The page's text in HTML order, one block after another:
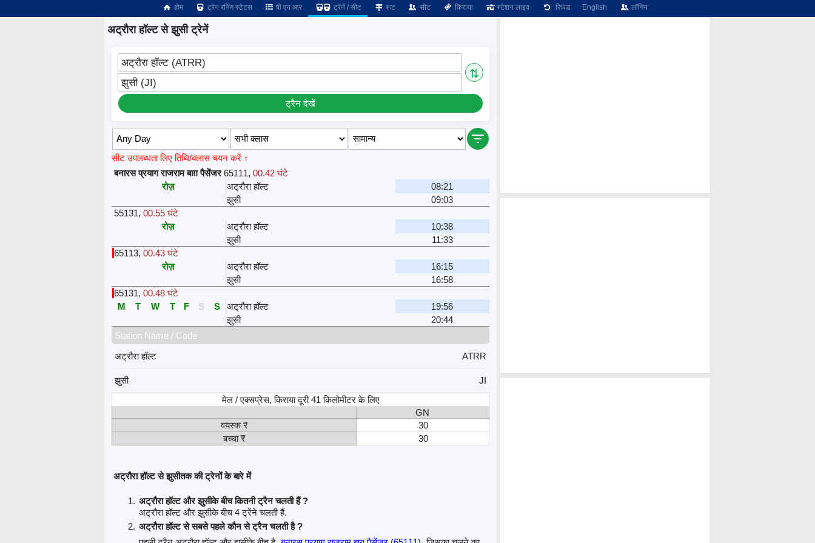
होम ट्रेन रनिंग स्टेटस पी एन आर ट्रेनें / सीट रूट सीट किराया स्टेशन लाइव रिफंड English लॉगिन
अट्रौरा हॉल्ट से झुसी ट्रेनें
अट्रौरा हॉल्ट (ATRR)
⇅
झुसी (JI)
ट्रैन देखें
सीट उपलब्धता लिए तिथि/क्लास चयन करें ↑
बनारस प्रयाग राजराम बाग़ पैसेंजर 65111, 00.42 घंटे
रोज़
अट्रौरा हॉल्ट
08:21
झुसी
09:03
55131, 00.55 घंटे
रोज़
अट्रौरा हॉल्ट
10:38
झुसी
11:33
65113, 00.43 घंटे
रोज़
अट्रौरा हॉल्ट
16:15
झुसी
16:58
65131, 00.48 घंटे
M
T W T F S S अट्रौरा हॉल्ट
19:56
झुसी
20:44
Station Name / Code
अट्रौरा हॉल्ट
ATRR
झुसी
JI
मेल / एक्सप्रेस, किराया दूरी 41 किलोमीटर के लिए
GN
वयस्क ₹
30
बच्चा ₹
30
अट्रौरा हॉल्ट से झुसीतक की ट्रेनों के बारे में
अट्रौरा हॉल्ट और झुसीके बीच कितनी ट्रैन चलती हैं ?
अट्रौरा हॉल्ट और झुसीके बीच 4 ट्रेंने चलती हैं.
अट्रौरा हॉल्ट से सबसे पहले कौन से ट्रैन चलती है ?